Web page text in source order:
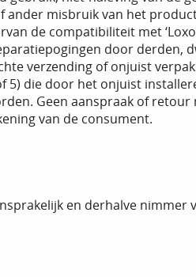
misbruik van het
de compatibiliteit met
door derden,
verzending of onjuist
5) die door het onjuist
Geen aanspraak of
van de consument.
en derhalve